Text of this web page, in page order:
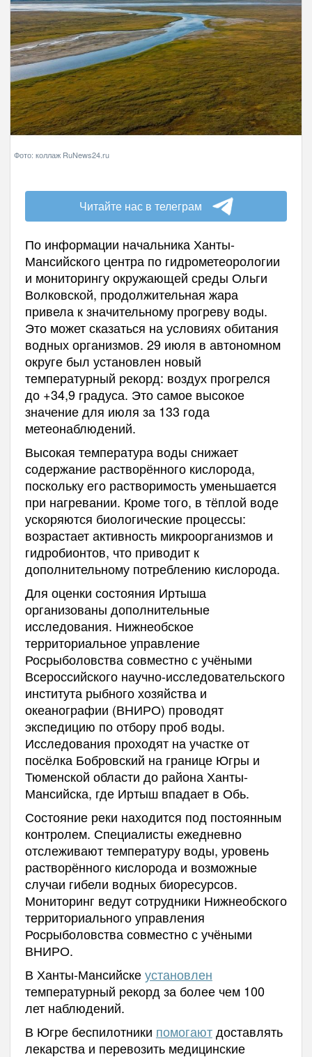
Фото: коллаж RuNews24.ru
Читайте нас в телеграм
По информации начальника Ханты-
Мансийского центра по гидрометеорологии
и мониторингу окружающей среды Ольги
Волковской, продолжительная жара
привела к значительному прогреву воды.
Это может сказаться на условиях обитания
водных организмов. 29 июля в автономном
округе был установлен новый
температурный рекорд: воздух прогрелся
до +34,9 градуса. Это самое высокое
значение для июля за 133 года
метеонаблюдений.
Высокая температура воды снижает
содержание растворённого кислорода,
поскольку его растворимость уменьшается
при нагревании. Кроме того, в тёплой воде
ускоряются биологические процессы:
возрастает активность микроорганизмов и
гидробионтов, что приводит к
дополнительному потреблению кислорода.
Для оценки состояния Иртыша
организованы дополнительные
исследования. Нижнеобское
территориальное управление
Росрыболовства совместно с учёными
Всероссийского научно-исследовательского
института рыбного хозяйства и
океанографии (ВНИРО) проводят
экспедицию по отбору проб воды.
Исследования проходят на участке от
посёлка Бобровский на границе Югры и
Тюменской области до района Ханты-
Мансийска, где Иртыш впадает в Обь.
Состояние реки находится под постоянным
контролем. Специалисты ежедневно
отслеживают температуру воды, уровень
растворённого кислорода и возможные
случаи гибели водных биоресурсов.
Мониторинг ведут сотрудники Нижнеобского
территориального управления
Росрыболовства совместно с учёными
ВНИРО.
В Ханты-Мансийскеустановлен
температурный рекорд за более чем 100
лет наблюдений.
В Югре беспилотники помогаютдоставлять
лекарства и перевозить медицинские